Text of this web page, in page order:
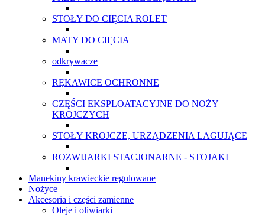
STOŁY DO CIĘCIA ROLET
MATY DO CIĘCIA
odkrywacze
RĘKAWICE OCHRONNE
CZĘŚCI EKSPLOATACYJNE DO NOŻY
KROJCZYCH
STOŁY KROJCZE, URZĄDZENIA LAGUJĄCE
ROZWIJARKI STACJONARNE - STOJAKI
Manekiny krawieckie regulowane
Nożyce
Akcesoria i części zamienne
Oleje i oliwiarki